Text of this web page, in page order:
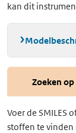
kan dit
Zoeken
Voer de SMILES
stoffen te vinden